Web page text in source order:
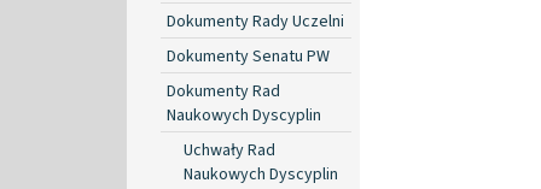
Dokumenty Rady Uczelni
Dokumenty Senatu PW
Dokumenty Rad
Naukowych Dyscyplin
Uchwały Rad
Naukowych Dyscyplin